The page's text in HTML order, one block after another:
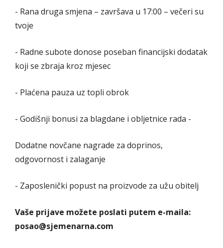
- Rana druga smjena – završava u 17:00 – večeri su
tvoje
- Radne subote donose poseban financijski dodatak
koji se zbraja kroz mjesec
- Plaćena pauza uz topli obrok
- Godišnji bonusi za blagdane i obljetnice rada -
Dodatne novčane nagrade za doprinos,
odgovornost i zalaganje
- Zaposlenički popust na proizvode za užu obitelj
Vaše prijave možete poslati putem e-maila:
posao@sjemenarna.com